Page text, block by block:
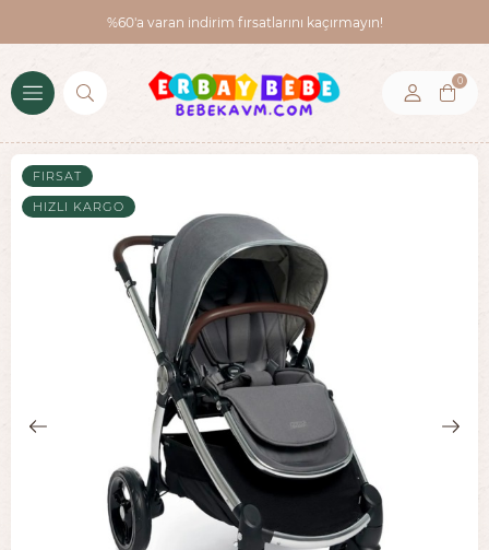
%60'a varan indirim fırsatlarını kaçırmayın!
0
FIRSAT
HIZLI KARGO